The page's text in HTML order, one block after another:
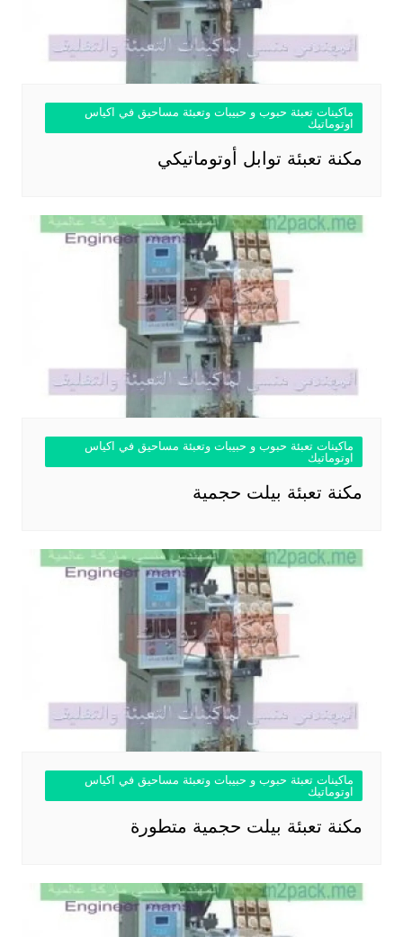
ماكينات تعبئة حبوب و حبيبات وتعبئة مساحيق في اكياس
اوتوماتيك
مكنة تعبئة توابل أوتوماتيكي
ماكينات تعبئة حبوب و حبيبات وتعبئة مساحيق في اكياس
اوتوماتيك
مكنة تعبئة بيلت حجمية
ماكينات تعبئة حبوب و حبيبات وتعبئة مساحيق في اكياس
اوتوماتيك
مكنة تعبئة بيلت حجمية متطورة